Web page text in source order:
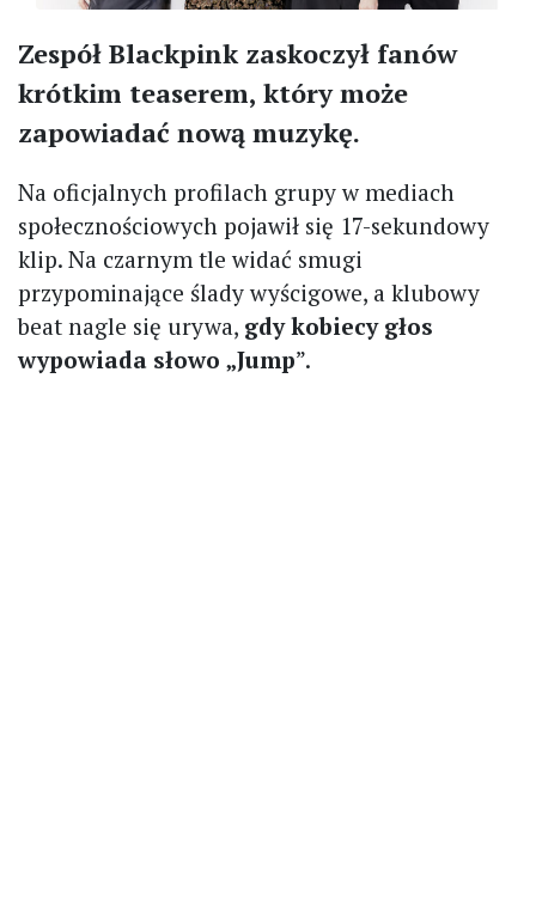
Zespół Blackpink zaskoczył fanów
krótkim teaserem, który może
zapowiadać nową muzykę.
Na oficjalnych profilach grupy w mediach
społecznościowych pojawił się 17-sekundowy
klip. Na czarnym tle widać smugi
przypominające ślady wyścigowe, a klubowy
beat nagle się urywa, gdy kobiecy głos
wypowiada słowo „Jump”.